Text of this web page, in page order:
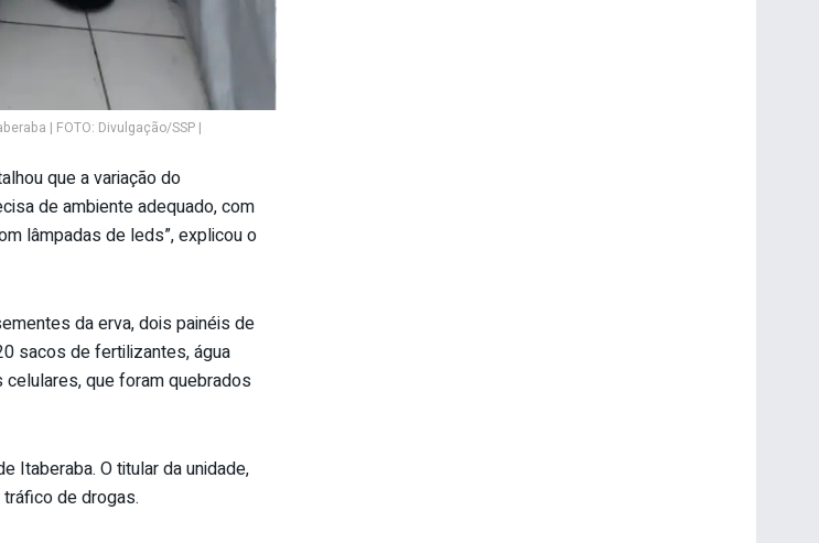
| FOTO: Divulgação/SSP |
que a variação do
de ambiente adequado, com
lâmpadas de leds”, explicou o
da erva, dois painéis de
sacos de fertilizantes, água
que foram quebrados
Itaberaba. O titular da unidade,
de drogas.